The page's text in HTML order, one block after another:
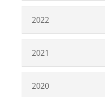
2022
2021
2020